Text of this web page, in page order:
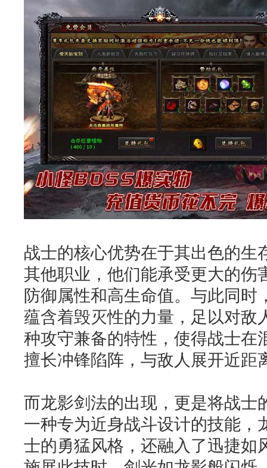
战士的核心优势在于其出色的生
其他职业，他们能承受更大的伤
防御属性和高生命值。与此同时
蕴含着毁灭性的力量，足以对敌
种攻守兼备的特性，使得战士在
擅长冲锋陷阵，与敌人展开近距
而龙影剑法的出现，更是将战士
一种专为近身战斗设计的技能，
士的勇猛风格，还融入了迅捷如